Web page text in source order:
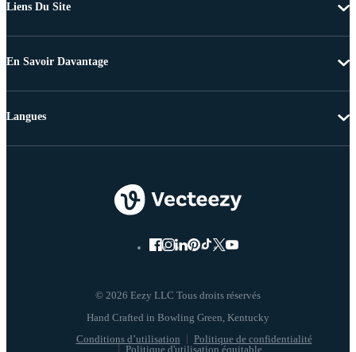
Liens Du Site
En Savoir Davantage
© 2026 Eezy LLC Tous droits réservés
Conditions d’utilisation
Politique de confidentialité
Politique d'utilisation équitable
Langues